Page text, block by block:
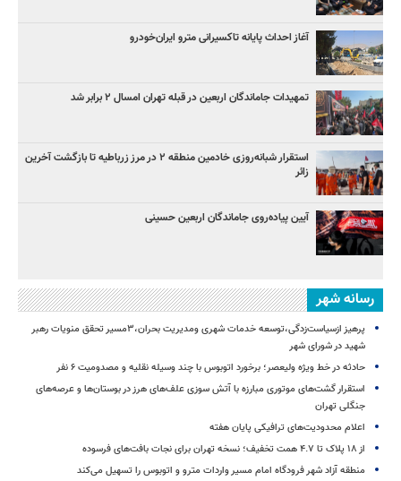
آغاز احداث پایانه تاکسیرانی مترو ایران‌خودرو
تمهیدات جاماندگان اربعین در قبله تهران امسال ۲ برابر شد
استقرار شبانه‌روزی خادمین منطقه ۲ در مرز زرباطیه تا بازگشت آخرین
زائر
آیین پیاده‌روی جاماندگان اربعین حسینی
رسانه شهر
پرهیز ازسیاست‌زدگی،توسعه خدمات شهری ومدیریت بحران،۳مسیر تحقق منویات رهبر
شهید در شورای شهر
حادثه در خط ویژه ولیعصر؛ برخورد اتوبوس با چند وسیله نقلیه و مصدومیت ۶ نفر
استقرار گشت‌های موتوری مبارزه با آتش سوزی علف‌های هرز در بوستان‌ها و عرصه‌های
جنگلی تهران
اعلام محدودیت‌های ترافیکی پایان هفته
از ۱۸ پلاک تا ۴.۷ همت تخفیف؛ نسخه تهران برای نجات بافت‌های فرسوده
منطقه آزاد شهر فرودگاه امام مسیر واردات مترو و اتوبوس را تسهیل می‌کند